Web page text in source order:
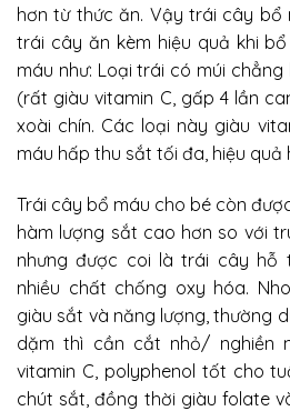
hơn từ thức ăn. Vậy trái cây bổ
trái cây ăn kèm hiệu quả khi
máu như: Loại trái có múi chẳng
(rất giàu vitamin C, gấp 4 lần
xoài chín. Các loại này giàu
máu hấp thu sắt tối đa, hiệu quả
Trái cây bổ máu cho bé còn
hàm lượng sắt cao hơn so với
nhưng được coi là trái cây hỗ
nhiều chất chống oxy hóa.
giàu sắt và năng lượng, thường
dặm thì cần cắt nhỏ/ nghiền
vitamin C, polyphenol tốt cho
chút sắt, đồng thời giàu folate